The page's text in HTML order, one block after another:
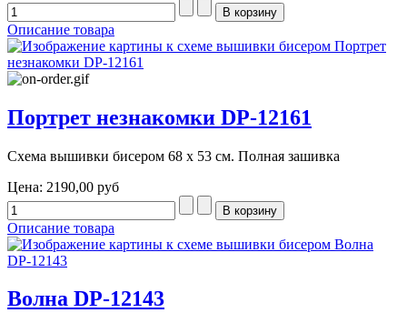
Описание товара
Портрет незнакомки DP-12161
Схема вышивки бисером 68 х 53 см. Полная зашивка
Цена: 2190,00 руб
Описание товара
Волна DP-12143